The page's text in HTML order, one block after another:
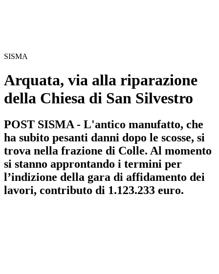
SISMA
Arquata, via alla riparazione
della Chiesa di San Silvestro
POST SISMA - L'antico manufatto, che
ha subito pesanti danni dopo le scosse, si
trova nella frazione di Colle. Al momento
si stanno approntando i termini per
l’indizione della gara di affidamento dei
lavori, contributo di 1.123.233 euro.